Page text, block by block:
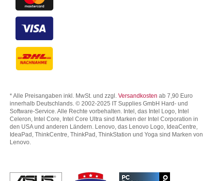
* Alle Preisangaben inkl. MwSt. und zzgl. Versandkosten ab 7,90 Euro
innerhalb Deutschlands. © 2002-2025 IT Supplies GmbH Hard- und
Software-Service. Alle Rechte vorbehalten. Intel, das Intel Logo, Intel
Celeron, Intel Core, Intel Core Ultra sind Marken der Intel Corporation in
den USA und anderen Ländern. Lenovo, das Lenovo Logo, IdeaCentre,
IdeaPad, ThinkCentre, ThinkPad, ThinkStation und Yoga sind Marken von
Lenovo.